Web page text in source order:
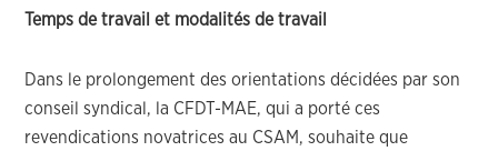
Temps de travail et modalités de travail
Dans le prolongement des orientations décidées par son
conseil syndical, la CFDT-MAE, qui a porté ces
revendications novatrices au CSAM, souhaite que